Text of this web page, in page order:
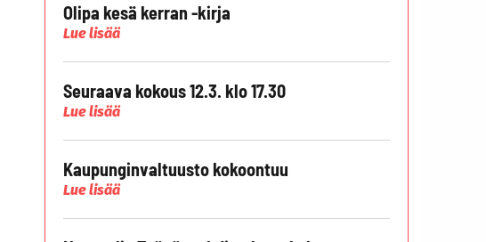
Olipa kesä kerran -kirja
Lue lisää
Seuraava kokous 12.3. klo 17.30
Lue lisää
Kaupunginvaltuusto kokoontuu
Lue lisää